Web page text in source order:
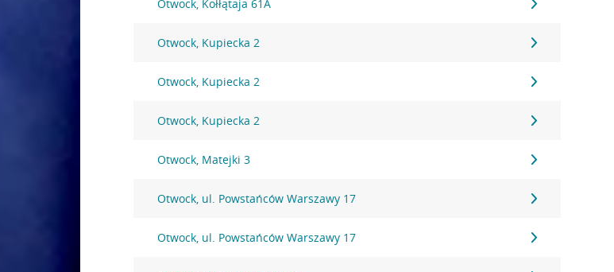
Otwock, Kołłątaja 61A
Otwock, Kupiecka 2
Otwock, Kupiecka 2
Otwock, Kupiecka 2
Otwock, Matejki 3
Otwock, ul. Powstańców Warszawy 17
Otwock, ul. Powstańców Warszawy 17